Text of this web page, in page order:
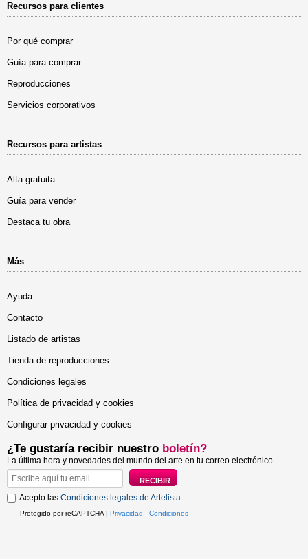
Recursos para clientes
Por qué comprar
Guía para comprar
Reproducciones
Servicios corporativos
Recursos para artistas
Alta gratuita
Guía para vender
Destaca tu obra
Más
Ayuda
Contacto
Listado de artistas
Tienda de reproducciones
Condiciones legales
Política de privacidad y cookies
Configurar privacidad y cookies
¿Te gustaría recibir nuestro boletín?
La última hora y novedades del mundo del arte en tu correo electrónico
Acepto las Condiciones legales de Artelista.
Protegido por reCAPTCHA | Privacidad - Condiciones